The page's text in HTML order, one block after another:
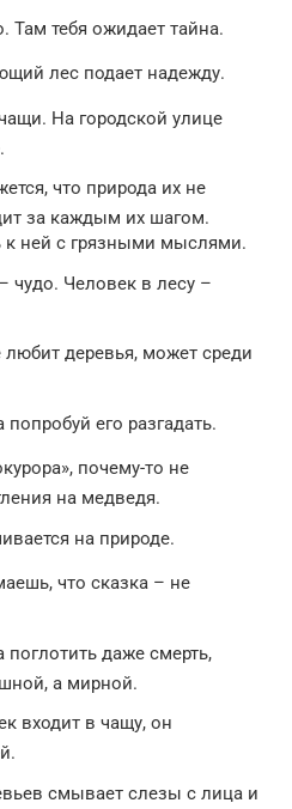
Там тебя ожидает тайна.
лес подает надежду.
На городской улице
что природа их не
за каждым их шагом.
к ней с грязными мыслями.
чудо. Человек в лесу –
любит деревья, может среди
его разгадать.
почему-то не
на медведя.
на природе.
что сказка – не
даже смерть,
а мирной.
входит в чащу, он
смывает слезы с лица и